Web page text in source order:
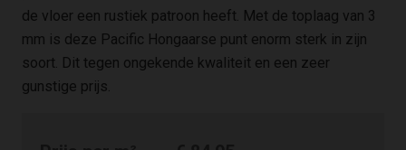
de vloer een rustiek patroon heeft. Met de toplaag van 3
mm is deze Pacific Hongaarse punt enorm sterk in zijn
soort. Dit tegen ongekende kwaliteit en een zeer
gunstige prijs.